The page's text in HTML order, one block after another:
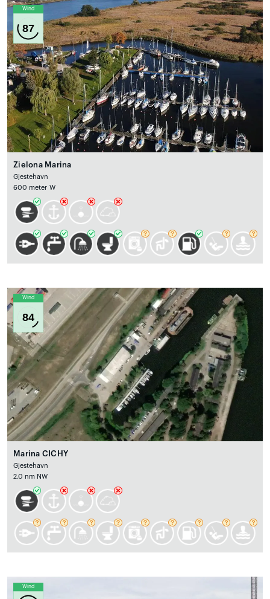
Wind
87
Zielona Marina
Gjestehavn
600 meter W
Wind
84
Marina CICHY
Gjestehavn
2.0 nm NW
Wind